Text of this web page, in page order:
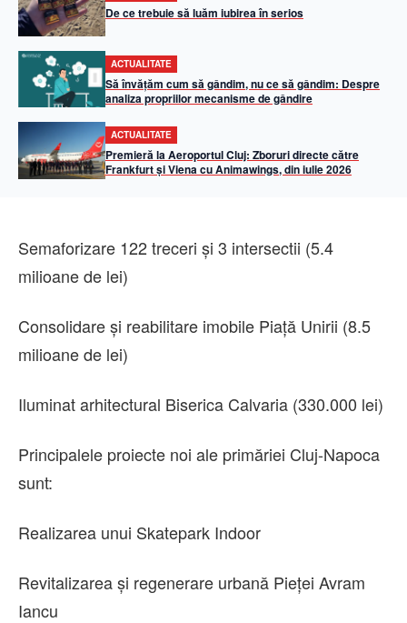
De ce trebuie să luăm iubirea în serios
ACTUALITATE
Să învățăm cum să gândim, nu ce să gândim: Despre
analiza propriilor mecanisme de gândire
ACTUALITATE
Premieră la Aeroportul Cluj: Zboruri directe către
Frankfurt și Viena cu Animawings, din iulie 2026
Semaforizare 122 treceri și 3 intersectii (5.4
milioane de lei)
Consolidare și reabilitare imobile Piață Unirii (8.5
milioane de lei)
Iluminat arhitectural Biserica Calvaria (330.000 lei)
Principalele proiecte noi ale primăriei Cluj-Napoca
sunt:
Realizarea unui Skatepark Indoor
Revitalizarea și regenerare urbană Pieței Avram
Iancu